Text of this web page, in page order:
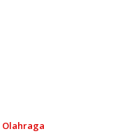
Olahraga